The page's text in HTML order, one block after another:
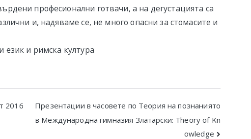
професионални готвачи, а на дегустацията са
и, надяваме се, не много опасни за стомасите и
език и римска култура
2016
Презентации в часовете по Теория на познаниято
в Международна гимназия Златарски: Theory of Kn
owledge